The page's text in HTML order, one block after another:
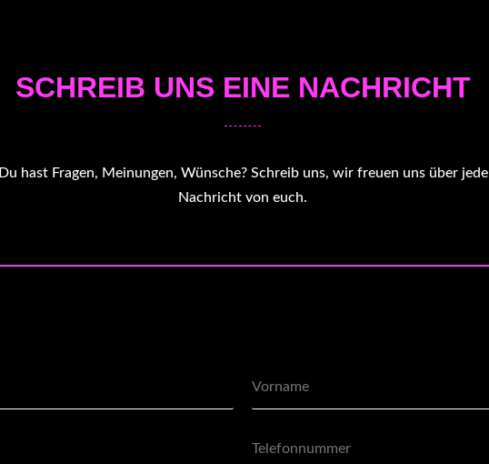
SCHREIB UNS EINE NACHRICHT
Du hast Fragen, Meinungen, Wünsche? Schreib uns, wir freuen uns über jede
Nachricht von euch.